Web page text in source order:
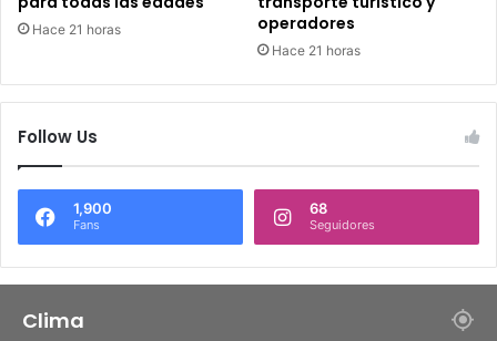
Hace 21 horas
operadores
Hace 21 horas
Follow Us
1,900
Fans
68
Seguidores
Clima